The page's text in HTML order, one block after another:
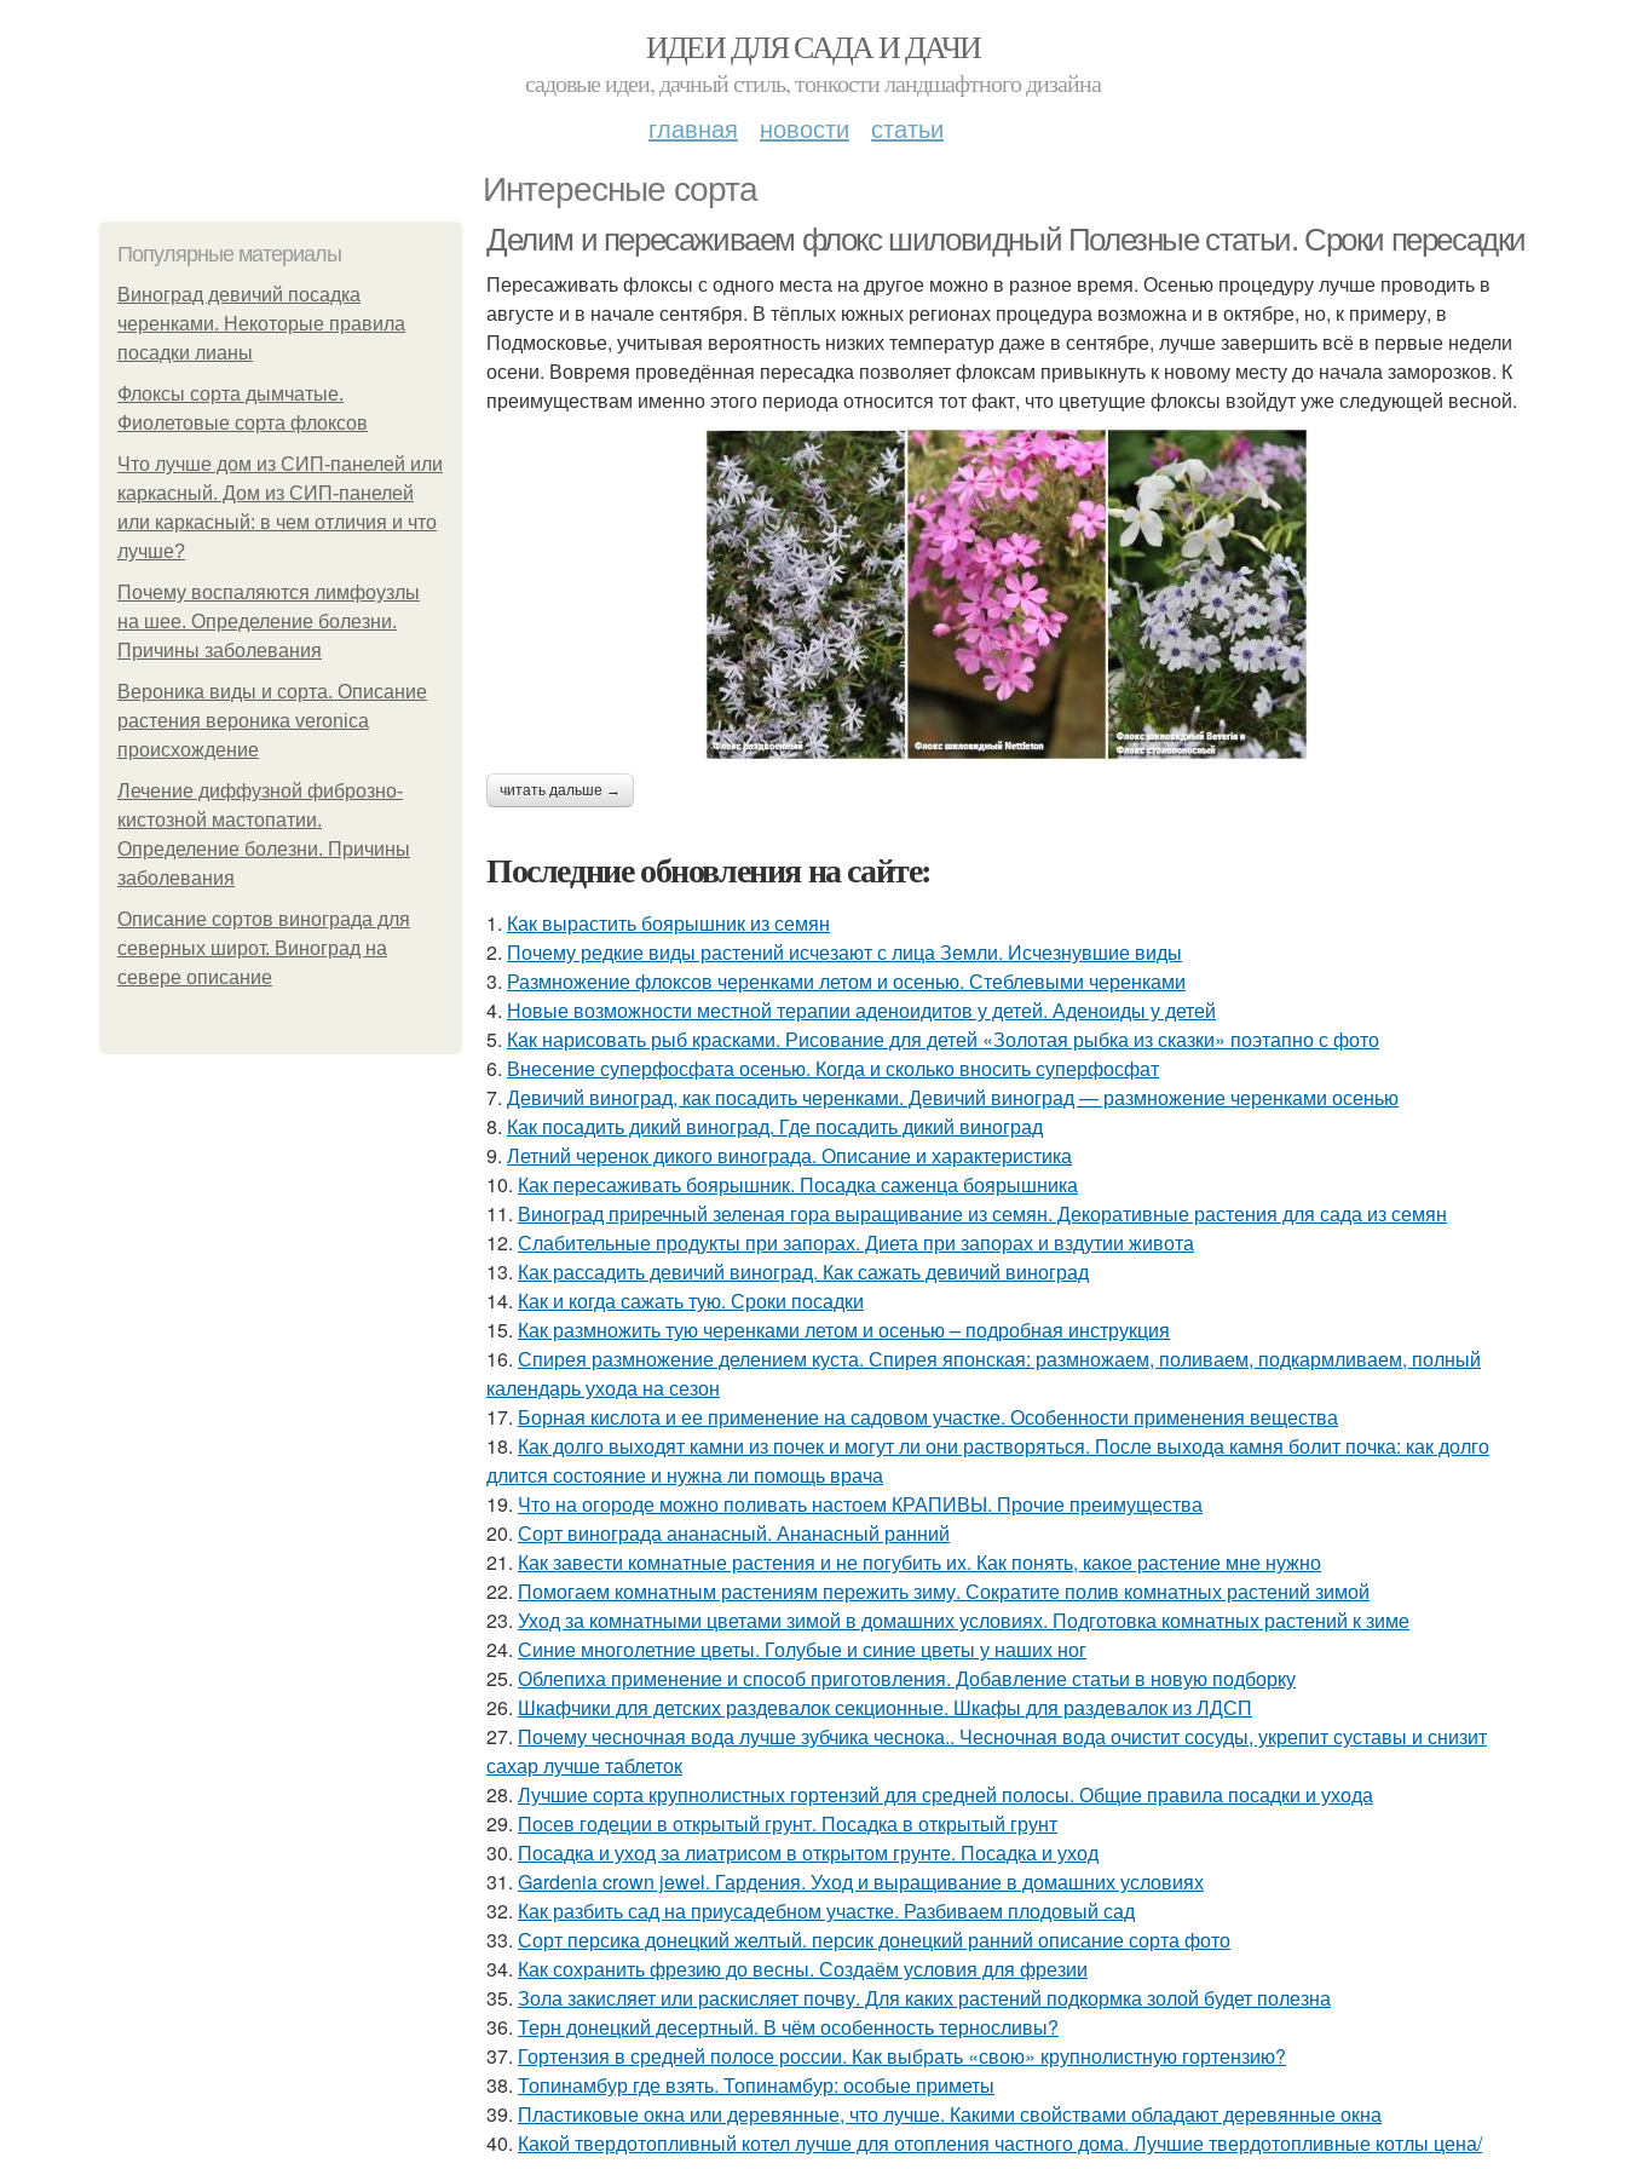
ИДЕИ ДЛЯ САДА И ДАЧИ
садовые идеи, дачный стиль, тонкости ландшафтного дизайна
главная новости статьи
Интересные сорта
Популярные материалы
Виноград девичий посадка
черенками. Некоторые правила
посадки лианы
Флоксы сорта дымчатые.
Фиолетовые сорта флоксов
Что лучше дом из СИП-панелей или
каркасный. Дом из СИП-панелей
или каркасный: в чем отличия и что
лучше?
Почему воспаляются лимфоузлы
на шее. Определение болезни.
Причины заболевания
Вероника виды и сорта. Описание
растения вероника veronica
происхождение
Лечение диффузной фиброзно-
кистозной мастопатии.
Определение болезни. Причины
заболевания
Описание сортов винограда для
северных широт. Виноград на
севере описание
Делим и пересаживаем флокс шиловидный Полезные статьи. Сроки пересадки
Пересаживать флоксы с одного места на другое можно в разное время. Осенью процедуру лучше проводить в
августе и в начале сентября. В тёплых южных регионах процедура возможна и в октябре, но, к примеру, в
Подмосковье, учитывая вероятность низких температур даже в сентябре, лучше завершить всё в первые недели
осени. Вовремя проведённая пересадка позволяет флоксам привыкнуть к новому месту до начала заморозков. К
преимуществам именно этого периода относится тот факт, что цветущие флоксы взойдут уже следующей весной.
читать дальше →
Последние обновления на сайте:
1. Как вырастить боярышник из семян
2. Почему редкие виды растений исчезают с лица Земли. Исчезнувшие виды
3. Размножение флоксов черенками летом и осенью. Стеблевыми черенками
4. Новые возможности местной терапии аденоидитов у детей. Аденоиды у детей
5. Как нарисовать рыб красками. Рисование для детей «Золотая рыбка из сказки» поэтапно с фото
6. Внесение суперфосфата осенью. Когда и сколько вносить суперфосфат
7. Девичий виноград, как посадить черенками. Девичий виноград — размножение черенками осенью
8. Как посадить дикий виноград. Где посадить дикий виноград
9. Летний черенок дикого винограда. Описание и характеристика
10. Как пересаживать боярышник. Посадка саженца боярышника
11. Виноград приречный зеленая гора выращивание из семян. Декоративные растения для сада из семян
12. Слабительные продукты при запорах. Диета при запорах и вздутии живота
13. Как рассадить девичий виноград. Как сажать девичий виноград
14. Как и когда сажать тую. Сроки посадки
15. Как размножить тую черенками летом и осенью – подробная инструкция
16. Спирея размножение делением куста. Спирея японская: размножаем, поливаем, подкармливаем, полный
календарь ухода на сезон
17. Борная кислота и ее применение на садовом участке. Особенности применения вещества
18. Как долго выходят камни из почек и могут ли они растворяться. После выхода камня болит почка: как долго
длится состояние и нужна ли помощь врача
19. Что на огороде можно поливать настоем КРАПИВЫ. Прочие преимущества
20. Сорт винограда ананасный. Ананасный ранний
21. Как завести комнатные растения и не погубить их. Как понять, какое растение мне нужно
22. Помогаем комнатным растениям пережить зиму. Сократите полив комнатных растений зимой
23. Уход за комнатными цветами зимой в домашних условиях. Подготовка комнатных растений к зиме
24. Синие многолетние цветы. Голубые и синие цветы у наших ног
25. Облепиха применение и способ приготовления. Добавление статьи в новую подборку
26. Шкафчики для детских раздевалок секционные. Шкафы для раздевалок из ЛДСП
27. Почему чесночная вода лучше зубчика чеснока.. Чесночная вода очистит сосуды, укрепит суставы и снизит
сахар лучше таблеток
28. Лучшие сорта крупнолистных гортензий для средней полосы. Общие правила посадки и ухода
29. Посев годеции в открытый грунт. Посадка в открытый грунт
30. Посадка и уход за лиатрисом в открытом грунте. Посадка и уход
31. Gardenia crown jewel. Гардения. Уход и выращивание в домашних условиях
32. Как разбить сад на приусадебном участке. Разбиваем плодовый сад
33. Сорт персика донецкий желтый. персик донецкий ранний описание сорта фото
34. Как сохранить фрезию до весны. Создаём условия для фрезии
35. Зола закисляет или раскисляет почву. Для каких растений подкормка золой будет полезна
36. Терн донецкий десертный. В чём особенность терносливы?
37. Гортензия в средней полосе россии. Как выбрать «свою» крупнолистную гортензию?
38. Топинамбур где взять. Топинамбур: особые приметы
39. Пластиковые окна или деревянные, что лучше. Какими свойствами обладают деревянные окна
40. Какой твердотопливный котел лучше для отопления частного дома. Лучшие твердотопливные котлы цена/